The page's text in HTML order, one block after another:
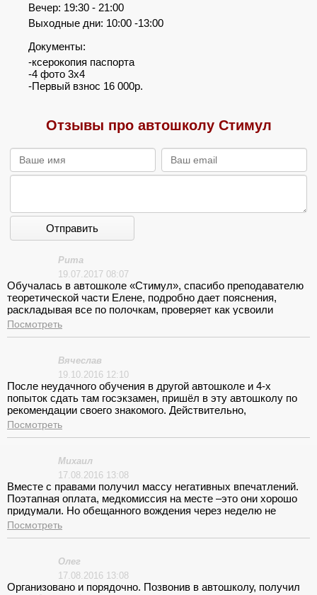
Вечер: 19:30 - 21:00
Выходные дни: 10:00 -13:00
Документы:
-ксерокопия паспорта
-4 фото 3х4
-Первый взнос 16 000р.
Отзывы про автошколу Стимул
Отправить
Рита
19.07.2017 08:07
Обучалась в автошколе «Стимул», спасибо преподавателю
теоретической части Елене, подробно дает пояснения,
раскладывая все по полочкам, проверяет как усвоили
материал, проводя контрольное тестирование. Инструктор по
вождению Александр как специалист неплохой, только часто
положенное количество часов до экзамена.
Посмотреть
Вячеслав
19.10.2016 12:10
После неудачного обучения в другой автошколе и 4-х
попыток сдать там госэкзамен, пришёл в эту автошколу по
рекомендации своего знакомого. Действительно,
профессионалы. Умеют воспитать в самых трусливых и
бестолковых уверенность за рулём. Очень спокойно,
ручку держат, пока сам не научишься ездить. С ними экзамен
сдал после 4-х докаток. Рекомендую.
Посмотреть
Михаил
17.08.2016 13:08
Вместе с правами получил массу негативных впечатлений.
Поэтапная оплата, медкомиссия на месте –это они хорошо
придумали. Но обещанного вождения через неделю не
последовало. Уж слишком перегружены инструктора. Да и
определили меня к Сяткину Юрию, у которого и опыта
аранжировке кидало в пот. Я – человек мягкий и не могу
воспринимать информацию подобным тоном. Экзамен я
провалил в первый раз, город оказался мне не по силам.
Посмотреть
Олег
17.08.2016 13:08
Организовано и порядочно. Позвонив в автошколу, получил